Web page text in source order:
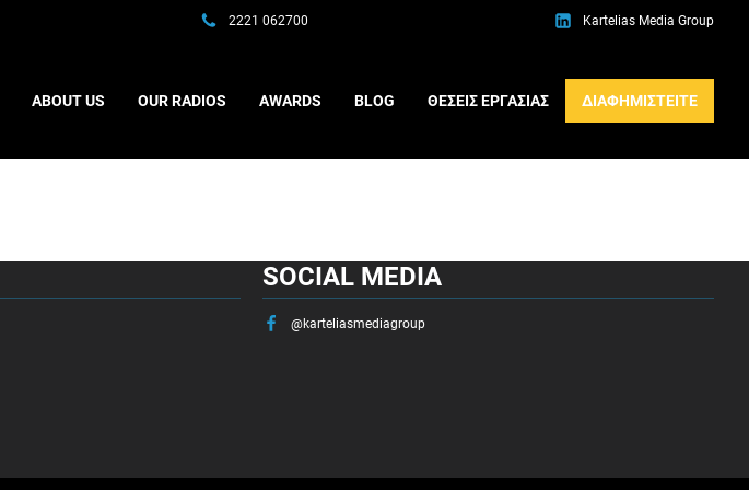
2221 062700 Kartelias Media Group
ABOUT US OUR RADIOS AWARDS BLOG ΘΕΣΕΙΣ ΕΡΓΑΣΙΑΣ ΔΙΑΦΗΜΙΣΤΕΙΤΕ
SOCIAL MEDIA
@karteliasmediagroup